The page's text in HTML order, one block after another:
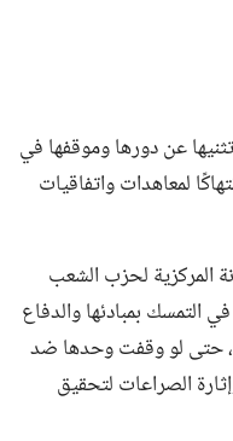
عن دورها وموقفها في
لمعاهدات واتفاقيات
المركزية لحزب الشعب
التمسك بمبادئها والدفاع
حتى لو وقفت وحدها ضد
الصراعات لتحقيق